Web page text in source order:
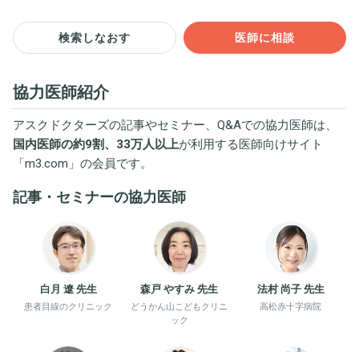
検索しなおす 医師に相談
協力医師紹介
アスクドクターズの記事やセミナー、Q&Aでの協力医師は、
国内医師の約9割、33万人以上が利用する医師向けサイト
「m3.com 」の会員です。
記事・セミナーの協力医師
白月 遼 先生
患者目線のクリニック
森戸 やすみ 先生
どうかん山こどもクリニ
ック
法村 尚子 先生
高松赤十字病院